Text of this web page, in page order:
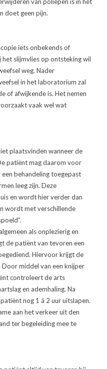
doet geen pijn.
iets onbekends of
het slijmvlies op ontsteking wil
weg. Nader
in het laboratorium zal
of afwijkende is. Het nemen
vaak wel wat
plaatsvinden wanneer de
patiënt mag daarom voor
behandeling toegepast
leeg zijn. Deze
en wordt hier verder dan
wordt met verschillende
als onplezierig en
de patiënt van tevoren een
Hiervoor krijgt de
Door middel van een knijper
controleert de arts
en ademhaling. Na
nog 1 á 2 uur uitslapen.
aan het verkeer uit den
ter begeleiding mee te